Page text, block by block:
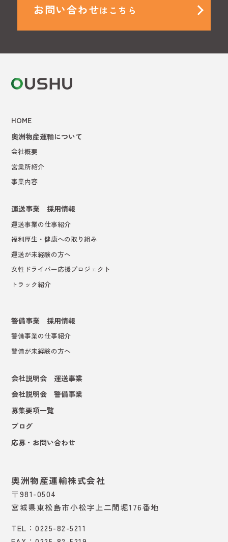
お問い合わせはこちら
HOME
奥洲物産運輸について
会社概要
営業所紹介
事業内容
運送事業 採用情報
運送事業の仕事紹介
福利厚生・健康への取り組み
運送が未経験の方へ
女性ドライバー応援プロジェクト
トラック紹介
警備事業 採用情報
警備事業の仕事紹介
警備が未経験の方へ
会社説明会 運送事業
会社説明会 警備事業
募集要項一覧
ブログ
応募・お問い合わせ
奥洲物産運輸株式会社
〒981-0504
宮城県東松島市小松字上二間堀176番地
TEL：0225-82-5211